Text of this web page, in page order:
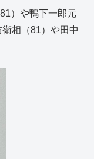
）や鴨下一郎元
相（81）や田中